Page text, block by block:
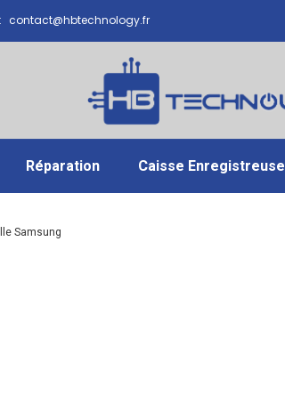
contact@hbtechnology.fr
Réparation Caisse Enregistreuse
Samsung